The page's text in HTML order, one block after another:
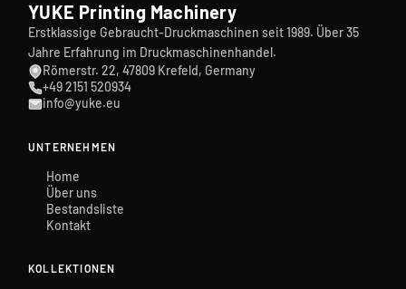
YUKE Printing Machinery
Erstklassige Gebraucht-Druckmaschinen seit 1989. Über 35
Jahre Erfahrung im Druckmaschinenhandel.
Römerstr. 22, 47809 Krefeld, Germany
+49 2151 520934
info@yuke.eu
UNTERNEHMEN
Home
Über uns
Bestandsliste
Kontakt
KOLLEKTIONEN